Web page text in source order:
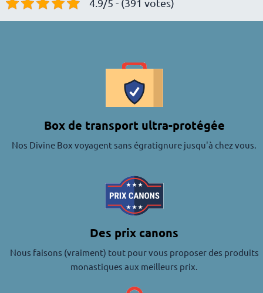
4.9/5 - (391 votes)
Box de transport ultra-protégée
Nos Divine Box voyagent sans égratignure jusqu'à chez vous.
Des prix canons
Nous faisons (vraiment) tout pour vous proposer des produits
monastiques aux meilleurs prix.